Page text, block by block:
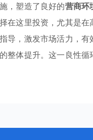
，塑造了良好的营商环
在这里投资，尤其是
导，激发市场活力，
整体提升。这一良性